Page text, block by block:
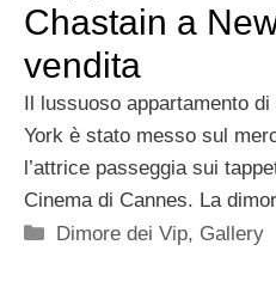
Chastain a
vendita
Il lussuoso appartamento
York è stato messo sul
l’attrice passeggia sui
Cinema di Cannes. La
Categorie
Dimore dei Vip, Gallery